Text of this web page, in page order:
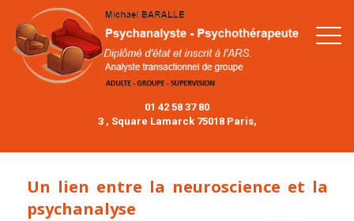
01 42 58 37 80
3 , Square Lamarck 75018 Paris,
Un lien entre la neuroscience et la
psychanalyse